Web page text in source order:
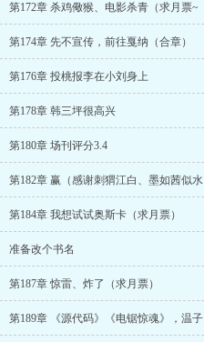
第172章 杀鸡儆猴、电影杀青（求月票~
第174章 先不宣传，前往戛纳（合章）
第176章 投桃报李在小刘身上
第178章 韩三坪很高兴
第180章 场刊评分3.4
第182章 赢（感谢刺猬江白、墨如茜似水
第184章 我想试试奥斯卡（求月票）
准备改个书名
第187章 惊雷、炸了（求月票）
第189章 《源代码》《电锯惊魂》，温子